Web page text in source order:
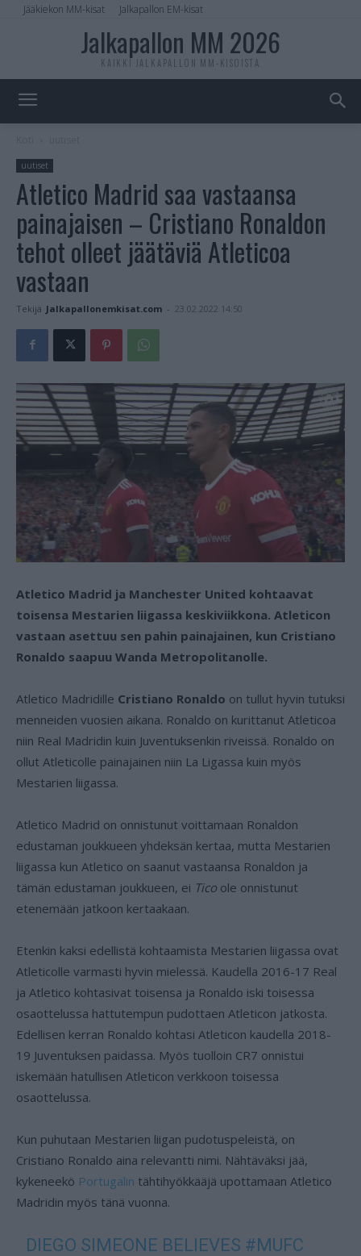
Jääkiekon MM-kisat Jalkapallon EM-kisat
Jalkapallon MM 2026
KAIKKI JALKAPALLON MM-KISOISTA
uutiset
Atletico Madrid saa vastaansa
painajaisen – Cristiano Ronaldon
tehot olleet jäätäviä Atleticoa
vastaan
Tekijä Jalkapallonemkisat.com - 23.02.2022 14:50
Atletico Madrid ja Manchester United kohtaavat
toisensa Mestarien liigassa keskiviikkona. Atleticon
vastaan asettuu sen pahin painajainen, kun Cristiano
Ronaldo saapuu Wanda Metropolitanolle.
Atletico Madridille Cristiano Ronaldo on tullut hyvin tutuksi
menneiden vuosien aikana. Ronaldo on kurittanut Atleticoa
niin Real Madridin kuin Juventuksenkin riveissä. Ronaldo on
ollut Atleticolle painajainen niin La Ligassa kuin myös
Mestarien liigassa.
Atletico Madrid on onnistunut voittamaan Ronaldon
edustaman joukkueen yhdeksän kertaa, mutta Mestarien
liigassa kun Atletico on saanut vastaansa Ronaldon ja
tämän edustaman joukkueen, ei Tico ole onnistunut
etenemään jatkoon kertaakaan.
Etenkin kaksi edellistä kohtaamista Mestarien liigassa ovat
Atleticolle varmasti hyvin mielessä. Kaudella 2016-17 Real
ja Atletico kohtasivat toisensa ja Ronaldo iski toisessa
osaottelussa hattutempun pudottaen Atleticon jatkosta.
Edellisen kerran Ronaldo kohtasi Atleticon kaudella 2018-
19 Juventuksen paidassa. Myös tuolloin CR7 onnistui
iskemään hatullisen Atleticon verkkoon toisessa
osaottelussa.
Kun puhutaan Mestarien liigan pudotuspeleistä, on
Cristiano Ronaldo aina relevantti nimi. Nähtäväksi jää,
kykeneekö Portugalin tähtihyökkääjä upottamaan Atletico
Madridin myös tänä vuonna.
DIEGO SIMEONE BELIEVES #MUFC